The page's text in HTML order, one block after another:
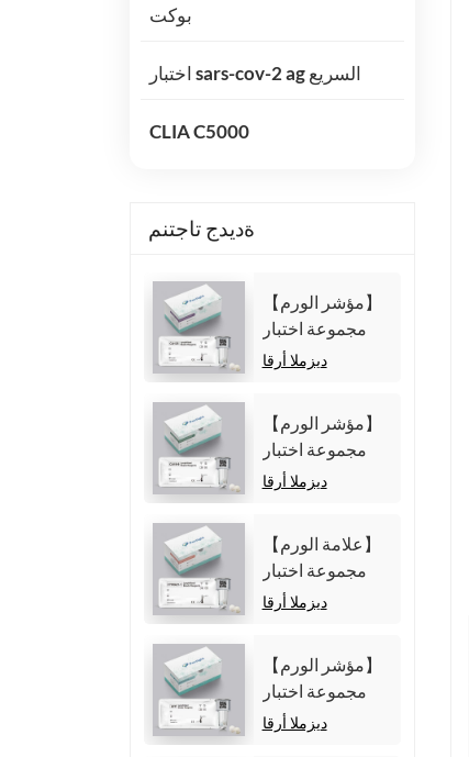
بوكت
اختبار sars-cov-2 ag السريع
CLIA C5000
ةديدج تاجتنم
【مؤشر الورم】
مجموعة اختبار
مستضد
الكيميائية الضوئية
ديزملا أرقا
【مؤشر الورم】
مجموعة اختبار
مستضد
الكيميائية الضوئية
ديزملا أرقا
【علامة الورم】
مجموعة اختبار
Cytokeratin19
الكيميائية الضوئية
ديزملا أرقا
【مؤشر الورم】
مجموعة اختبار
ألفا فيتوبروتين
ديزملا أرقا